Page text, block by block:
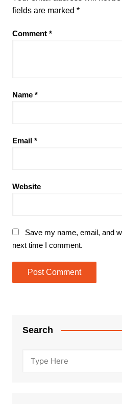
fields are marked *
Comment *
Name *
Email *
Website
Save my name, email, and
next time I comment.
Search